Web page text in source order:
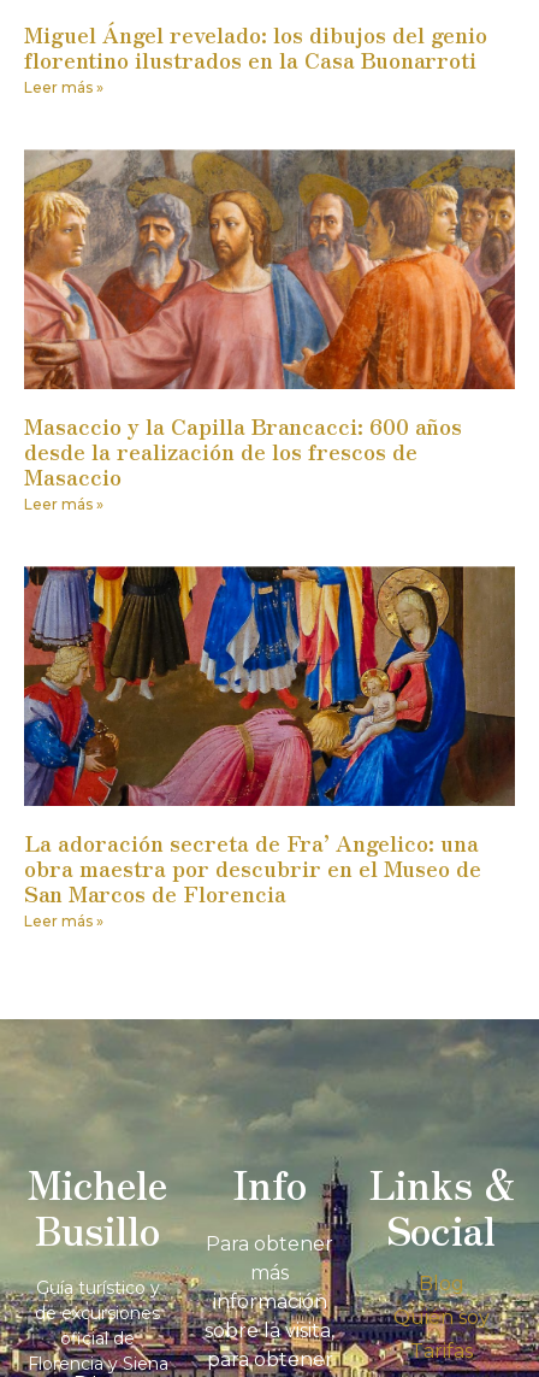
Miguel Ángel revelado: los dibujos del genio
florentino ilustrados en la Casa Buonarroti
Leer más »
Masaccio y la Capilla Brancacci: 600 años
desde la realización de los frescos de
Masaccio
Leer más »
La adoración secreta de Fra’ Angelico: una
obra maestra por descubrir en el Museo de
San Marcos de Florencia
Leer más »
Michele
Busillo
Guía turístico y
de excursiones
oficial de
Florencia y Siena
Info
Para obtener
más
información
sobre la visita,
para obtener
Links &
Social
Blog
Quién soy
Tarifas